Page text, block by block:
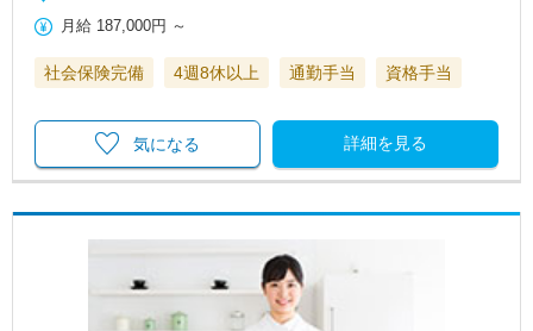
月給 187,000円 ～
社会保険完備 4週8休以上 通勤手当 資格手当
詳細を見る
気になる